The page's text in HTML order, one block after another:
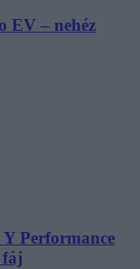
EV – nehéz
Performance
fáj